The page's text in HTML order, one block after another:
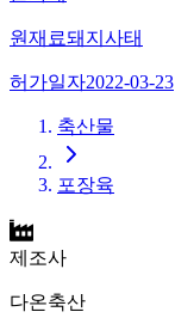
원재료돼지사태
허가일자2022-03-23
축산물
포장육
제조사
다온축산